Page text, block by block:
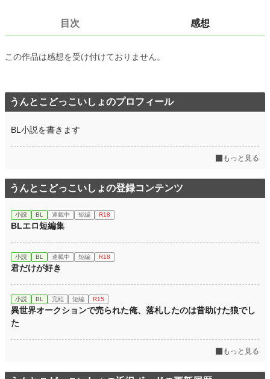
126 pt (31,014 位)
累計ポイント 14,113 pt (83,494 位)
目次 感想
この作品は感想を受け付けておりません。
うんとこどっこいしょのプロフィール
BL小説を書きます
もっと見る
うんとこどっこいしょの登録コンテンツ
小説 BL 連載中 短編 R18
BLエロ短編集
小説 BL 連載中 短編 R18
君だけが好き
小説 BL 完結 短編 R15
異世界オークションで売られた俺、落札したのは昔助けた狼でし
た
もっと見る